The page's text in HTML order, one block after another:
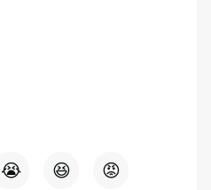
😭 😆 😡